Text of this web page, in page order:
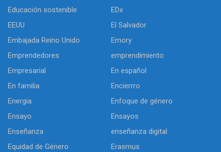
Educación sostenible
EDx
EEUU
El Salvador
Embajada Reino Unido
Emory
Emprendedores
emprendimiento
Empresarial
En español
En familia
Encierrro
Energia
Enfoque de género
Ensayo
Ensayos
Enseñanza
enseñanza digital
Equidad de Género
Erasmus